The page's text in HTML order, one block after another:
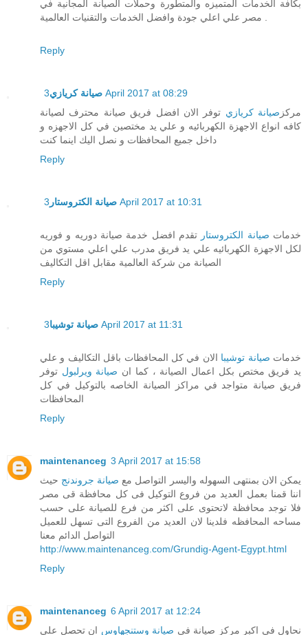
بكافة الخدمات المتميزه والمتطورة وحملات الصيانة المجانية في
Reply
صيانة كريازي 3 April 2017 at 08:29
مركز صيانة كريازي توفر الان افضل فريق صيانة محترف لصيانة
كافه انواع الاجهزة الكهربائيه و علي يد مختصين في كل الاجهزه و
داخل جميع المحافظات و نصل اليك اينما كنت
Reply
صيانة الكتروستار 3 April 2017 at 10:31
خدمات صيانة الكتروستار تقدم افضل خدمة صيانة دوريه و فوريه
لكل الاجهزة الكهربائيه علي يد فريق مدرب علي اعلي مستوي من
الصيانة من شركة العالمية مقابل اقل التكاليف
Reply
صيانة توشيبا 3 April 2017 at 11:31
خدمات صيانة توشيبا الان في كل المحافظات باقل التكاليف و علي
يد فريق مختص بكل اعمال الصيانة ، كما ان صيانة ويرلبول توفر
فريق صيانة متواجد في مراكز الصيانة الخاصه بالتوكيل في كل
المحافظات
Reply
maintenanceg 3 April 2017 at 15:58
يمكن الان بمنتهى السهوله واليسر التواصل مع صيانة جروندنج حيث
اننا قمنا بعمل العديد من فروع التوكيل فى كل محافظة قى مصر
فلا توجد محافظة لاتحتوى على اكثر من فرع للصيانة على حسب
مساحه المحافظه فلدينا لان العديد من الفروع التى تسهل للعميل
التواصل الدائم معنا
http://www.maintenanceg.com/Grundig-Agent-Egypt.html
Reply
maintenanceg 6 April 2017 at 12:24
نحاول في اكبر مركز صيانة في صيانة وستنجهاوس ان تحصل علي